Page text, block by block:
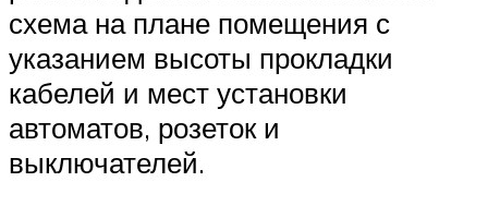
схема на плане помещения с
указанием высоты прокладки
кабелей и мест установки
автоматов, розеток и
выключателей.